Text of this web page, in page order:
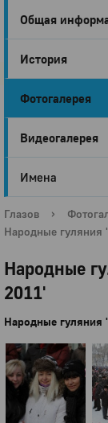
Город
Глазов
Общая
История
Фотогалерея
Видеогалерея
Имена
Глазов ›
Народные гуляния
Народные
2011'
Народные гуляния